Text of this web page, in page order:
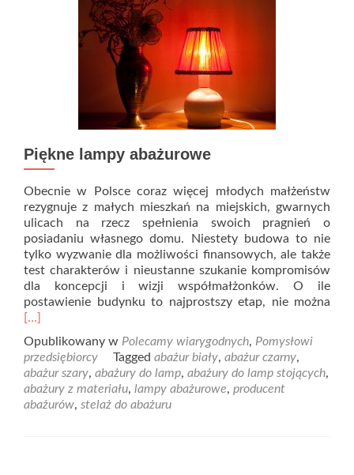
Piękne lampy abażurowe
Obecnie w Polsce coraz więcej młodych małżeństw
rezygnuje z małych mieszkań na miejskich, gwarnych
ulicach na rzecz spełnienia swoich pragnień o
posiadaniu własnego domu. Niestety budowa to nie
tylko wyzwanie dla możliwości finansowych, ale także
test charakterów i nieustanne szukanie kompromisów
dla koncepcji i wizji współmałżonków. O ile
postawienie budynku to najprostszy etap, nie można
[…]
Opublikowany w Polecamy wiarygodnych, Pomysłowi
przedsiębiorcy
Tagged abażur biały, abażur czarny,
abażur szary, abażury do lamp, abażury do lamp stojących,
abażury z materiału, lampy abażurowe, producent
abażurów, stelaż do abażuru